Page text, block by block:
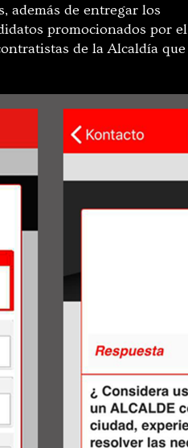
además de entregar los
promocionados por el
de la Alcaldía que